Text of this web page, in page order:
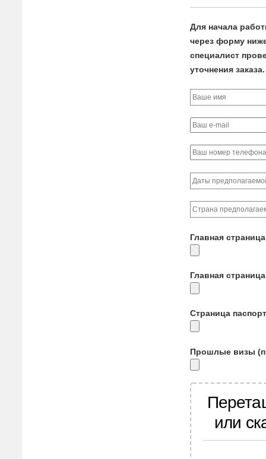
Для начала
через форму
специалист
уточнения заказа.
Главная
Главная
Страница
Прошлые визы
или